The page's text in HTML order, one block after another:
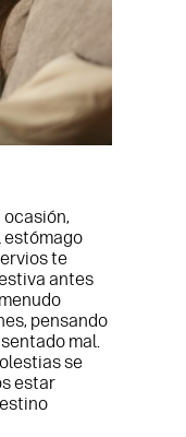
ocasión,
estómago
te
antes
pensando
mal.
se
estar